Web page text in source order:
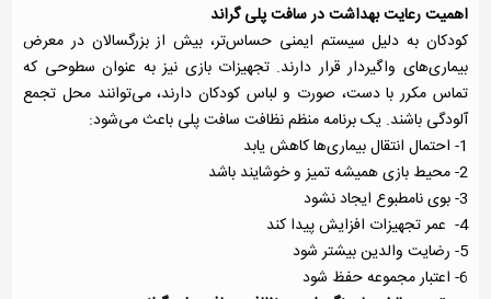
اهمیت رعایت بهداشت در سافت پلی گراند
کودکان به دلیل سیستم ایمنی حساس‌تر، بیش از بزرگسالان در معرض
بیماری‌های واگیردار قرار دارند. تجهیزات بازی نیز به عنوان سطوحی که
تماس مکرر با دست، صورت و لباس کودکان دارند، می‌توانند محل تجمع
آلودگی باشند. یک برنامه منظم نظافت سافت پلی باعث می‌شود:
1- احتمال انتقال بیماری‌ها کاهش یابد
2- محیط بازی همیشه تمیز و خوشایند باشد
3- بوی نامطبوع ایجاد نشود
4- عمر تجهیزات افزایش پیدا کند
5- رضایت والدین بیشتر شود
6- اعتبار مجموعه حفظ شود